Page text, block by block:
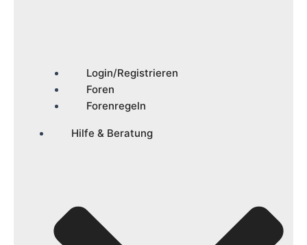
Login/Registrieren
Foren
Forenregeln
Hilfe & Beratung